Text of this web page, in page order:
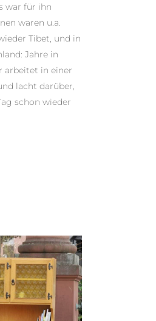
war für ihn
waren u.a.
Tibet, und in
Jahre in
arbeitet in einer
lacht darüber,
schon wieder